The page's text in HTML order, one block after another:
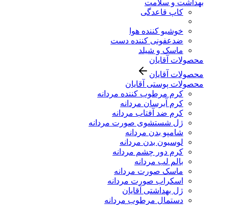
بهداشت و سلامت
کاپ قاعدگی
خوشبو کننده هوا
ضدعفونی کننده دست
ماسک و شیلد
محصولات آقایان
محصولات آقایان
محصولات پوستی آقایان
کرم مرطوب کننده مردانه
کرم آبرسان مردانه
کرم ضد آفتاب مردانه
ژل شستشوی صورت مردانه
شامپو بدن مردانه
لوسیون بدن مردانه
کرم دور چشم مردانه
بالم لب مردانه
ماسک صورت مردانه
اسکراب صورت مردانه
ژل بهداشتی آقایان
دستمال مرطوب مردانه